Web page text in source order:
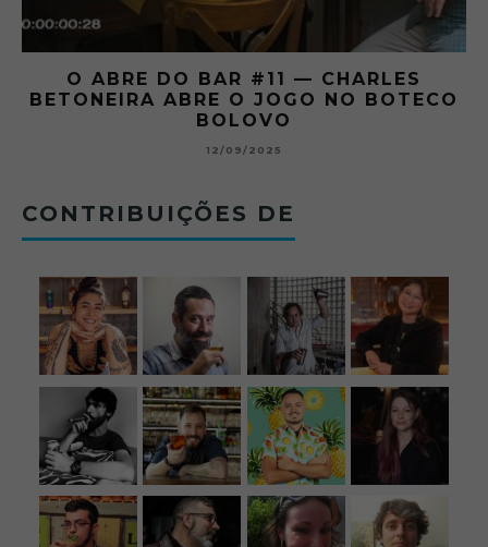
O ABRE DO BAR #11 — CHARLES
BETONEIRA ABRE O JOGO NO BOTECO
BOLOVO
12/09/2025
CONTRIBUIÇÕES DE